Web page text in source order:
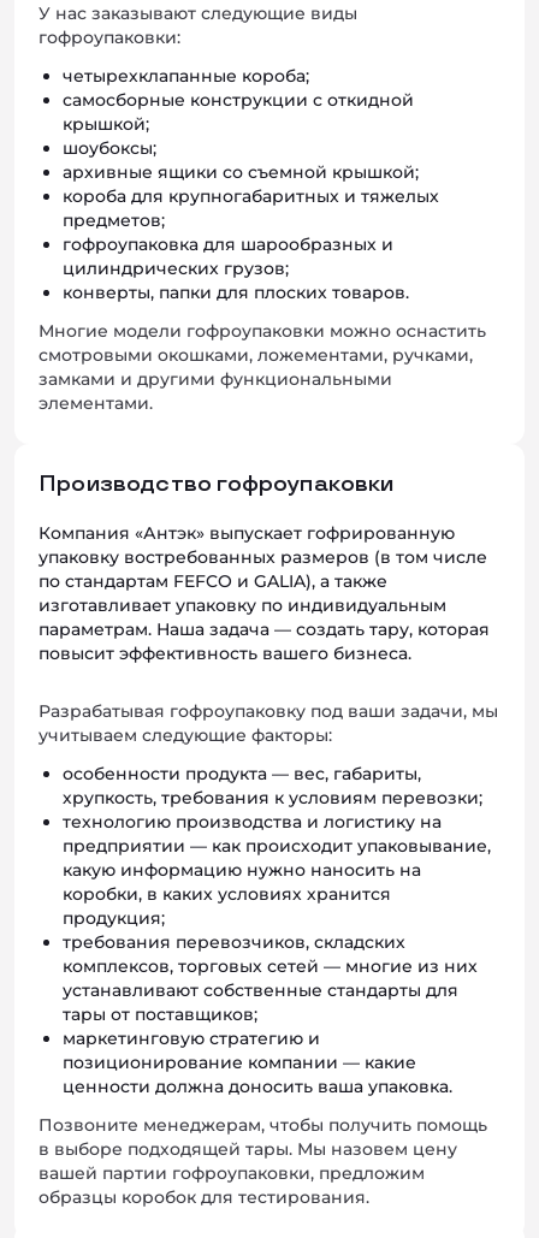
У нас заказывают следующие виды
гофроупаковки:
четырехклапанные короба;
самосборные конструкции с откидной
крышкой;
шоубоксы;
архивные ящики со съемной крышкой;
короба для крупногабаритных и тяжелых
предметов;
гофроупаковка для шарообразных и
цилиндрических грузов;
конверты, папки для плоских товаров.
Многие модели гофроупаковки можно оснастить
смотровыми окошками, ложементами, ручками,
замками и другими функциональными
элементами.
Производство гофроупаковки
Компания «Антэк» выпускает гофрированную
упаковку востребованных размеров (в том числе
по стандартам FEFCO и GALIA), а также
изготавливает упаковку по индивидуальным
параметрам. Наша задача — создать тару, которая
повысит эффективность вашего бизнеса.
Разрабатывая гофроупаковку под ваши задачи, мы
учитываем следующие факторы:
особенности продукта — вес, габариты,
хрупкость, требования к условиям перевозки;
технологию производства и логистику на
предприятии — как происходит упаковывание,
какую информацию нужно наносить на
коробки, в каких условиях хранится
продукция;
требования перевозчиков, складских
комплексов, торговых сетей — многие из них
устанавливают собственные стандарты для
тары от поставщиков;
маркетинговую стратегию и
позиционирование компании — какие
ценности должна доносить ваша упаковка.
Позвоните менеджерам, чтобы получить помощь
в выборе подходящей тары. Мы назовем цену
вашей партии гофроупаковки, предложим
образцы коробок для тестирования.